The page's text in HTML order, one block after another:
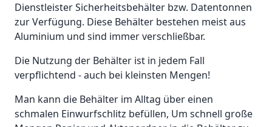
Dienstleister Sicherheitsbehälter bzw. Datentonnen
zur Verfügung. Diese Behälter bestehen meist aus
Aluminium und sind immer verschließbar.
Die Nutzung der Behälter ist in jedem Fall
verpflichtend - auch bei kleinsten Mengen!
Man kann die Behälter im Alltag über einen
schmalen Einwurfschlitz befüllen, Um schnell große